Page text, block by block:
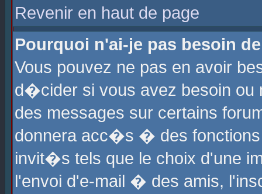
Revenir en haut de page
Pourquoi n'ai-je pas besoin
Vous pouvez ne pas en avoir
d�cider si vous avez besoin ou
des messages sur certains
donnera acc�s � des fonctions
invit�s tels que le choix d'une
l'envoi d'e-mail � des amis,